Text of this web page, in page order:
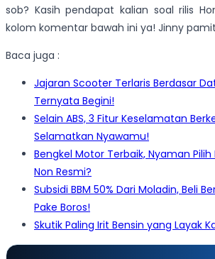
sob? Kasih pendapat kalian soal rilis
kolom komentar bawah ini ya! Jinny
Baca juga :
Jajaran Scooter Terlaris Berdasar
Ternyata Begini!
Selain ABS, 3 Fitur Keselamatan
Selamatkan Nyawamu!
Bengkel Motor Terbaik, Nyaman
Non Resmi?
Subsidi BBM 50% Dari Moladin, Beli
Pake Boros!
Skutik Paling Irit Bensin yang Layak